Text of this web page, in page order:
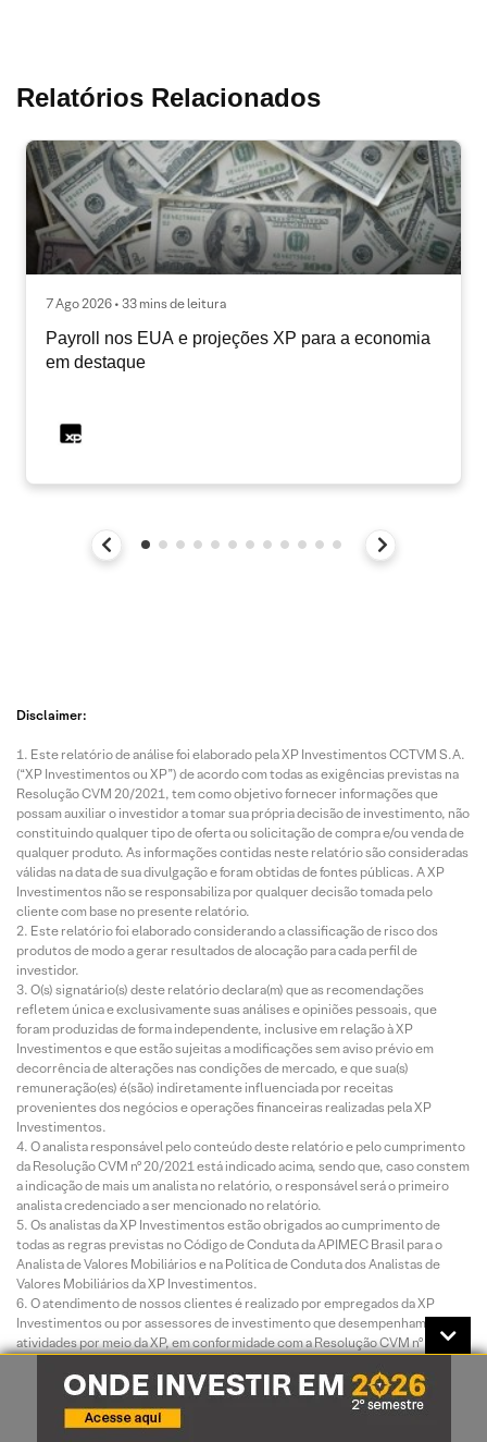
Relatórios Relacionados
7 Ago 2026 • 33 mins de leitura
Payroll nos EUA e projeções XP para a economia
em destaque
Disclaimer:
Este relatório de análise foi elaborado pela XP Investimentos CCTVM S.A.
(“XP Investimentos ou XP”) de acordo com todas as exigências previstas na
Resolução CVM 20/2021, tem como objetivo fornecer informações que
possam auxiliar o investidor a tomar sua própria decisão de investimento, não
constituindo qualquer tipo de oferta ou solicitação de compra e/ou venda de
qualquer produto. As informações contidas neste relatório são consideradas
válidas na data de sua divulgação e foram obtidas de fontes públicas. A XP
Investimentos não se responsabiliza por qualquer decisão tomada pelo
cliente com base no presente relatório.
Este relatório foi elaborado considerando a classificação de risco dos
produtos de modo a gerar resultados de alocação para cada perfil de
investidor.
O(s) signatário(s) deste relatório declara(m) que as recomendações
refletem única e exclusivamente suas análises e opiniões pessoais, que
foram produzidas de forma independente, inclusive em relação à XP
Investimentos e que estão sujeitas a modificações sem aviso prévio em
decorrência de alterações nas condições de mercado, e que sua(s)
remuneração(es) é(são) indiretamente influenciada por receitas
provenientes dos negócios e operações financeiras realizadas pela XP
Investimentos.
O analista responsável pelo conteúdo deste relatório e pelo cumprimento
da Resolução CVM nº 20/2021 está indicado acima, sendo que, caso constem
a indicação de mais um analista no relatório, o responsável será o primeiro
analista credenciado a ser mencionado no relatório.
Os analistas da XP Investimentos estão obrigados ao cumprimento de
todas as regras previstas no Código de Conduta da APIMEC Brasil para o
Analista de Valores Mobiliários e na Política de Conduta dos Analistas de
Valores Mobiliários da XP Investimentos.
O atendimento de nossos clientes é realizado por empregados da XP
Investimentos ou por assessores de investimento que desempenham suas
atividades por meio da XP, em conformidade com a Resolução CVM nº
Corretoras e Distribuidoras de Títulos e Valores Mobiliários – ANCORD. O
assessor de investimento não pode realizar consultoria, administração ou
gestão de patrimônio de clientes, devendo atuar como intermediário e